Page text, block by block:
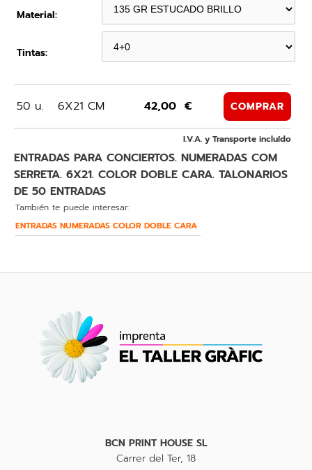
Material:
Tintas:
50 u. 6X21 CM 42,00 € COMPRAR
I.V.A. y Transporte incluído
ENTRADAS PARA CONCIERTOS. NUMERADAS COM
SERRETA. 6X21. COLOR DOBLE CARA. TALONARIOS
DE 50 ENTRADAS
También te puede interesar:
ENTRADAS NUMERADAS COLOR DOBLE CARA
BCN PRINT HOUSE SL
Carrer del Ter, 18